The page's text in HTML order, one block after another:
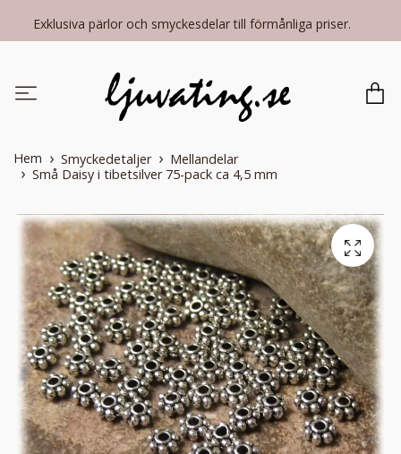
Exklusiva pärlor och smyckesdelar till förmånliga priser.
Hem Smyckedetaljer
Mellandelar
Små Daisy i tibetsilver 75-pack ca 4,5 mm